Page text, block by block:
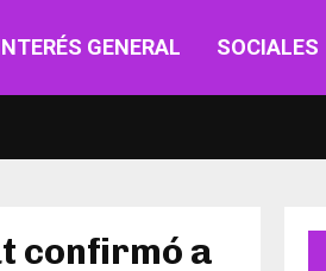
GENERAL SOCIALES
confirmó a